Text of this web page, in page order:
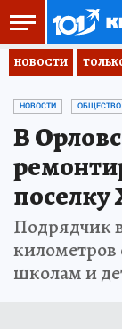
НОВОСТИ
НОВОСТИ ОБЩЕСТВО
В
поселку
Подрядчик
километров
школам и